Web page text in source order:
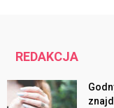
REDAKCJA